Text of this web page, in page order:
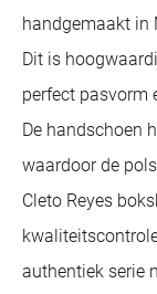
handgemaakt in
Dit is
perfect pasvorm
De handschoen
waardoor de
Cleto Reyes
authentiek serie